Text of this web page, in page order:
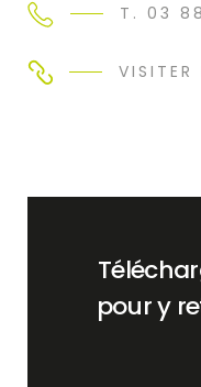
T. 03
VISITER
pour y